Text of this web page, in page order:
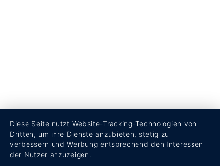
Diese Seite nutzt Website-Tracking-Technologien von
Dritten, um ihre Dienste anzubieten, stetig zu
verbessern und Werbung entsprechend den Interessen
der Nutzer anzuzeigen.